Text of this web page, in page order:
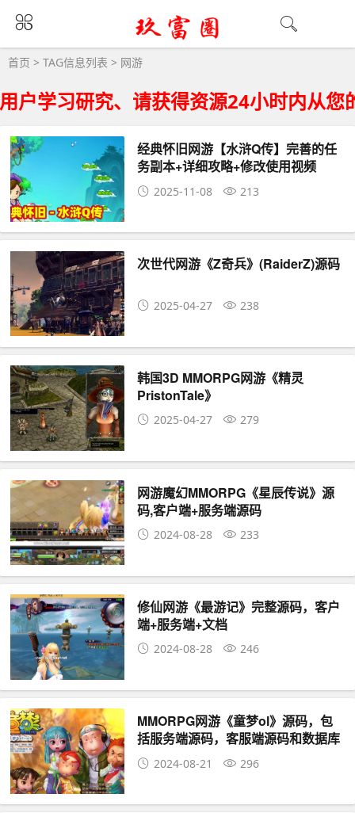
首页 > TAG信息列表 > 网游
习研究、请获得资源24小时内从您的
经典怀旧网游【水浒Q传】完善的任
务副本+详细攻略+修改使用视频
2025-11-08 213
次世代网游《Z奇兵》(RaiderZ)源码
2025-04-27 238
韩国3D MMORPG网游《精灵
PristonTale》
2025-04-27 279
网游魔幻MMORPG《星辰传说》源
码,客户端+服务端源码
2024-08-28 233
修仙网游《最游记》完整源码，客户
端+服务端+文档
2024-08-28 246
MMORPG网游《童梦ol》源码，包
括服务端源码，客服端源码和数据库
2024-08-21 296